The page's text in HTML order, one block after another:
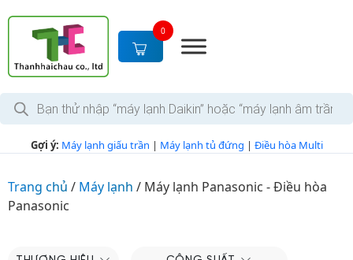
c
0
T
m
i Gợi ý: Máy lạnh giấu trần | Máy lạnh tủ đứng | Điều hòa Multi
Trang chủ / Máy lạnh / Máy lạnh Panasonic - Điều hòa
Panasonic